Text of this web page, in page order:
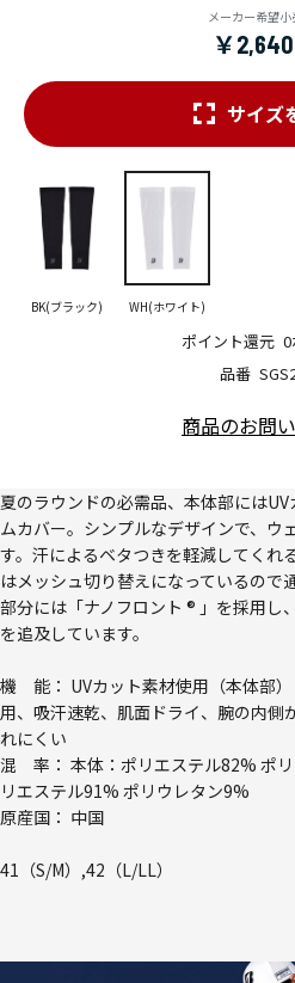
メーカー希望
￥2,640
品番
ポイント還元 0
サイズ
BK(ブラック) WH(ホワイト)
商品のお問
夏のラウンドの必需品、本体部には
ムカバー。シンプルなデザインで、ウ
す。汗によるベタつきを軽減してくれ
はメッシュ切り替えになっているので
部分には「ナノフロント ® 」を採用し
を追及しています。
機 能： UVカット素材使用（本体部
用、吸汗速乾、肌面ドライ、腕の内側
れにくい
混 率： 本体：ポリエステル82% ポ
リエステル91% ポリウレタン9%
原産国： 中国
41（S/M）,42（L/LL）